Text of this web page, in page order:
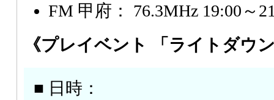
FM 甲府： 76.3MHz 19:00～
《プレイベント 「ライトダウ
■ 日時：